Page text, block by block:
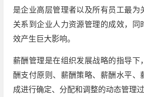
是企业高层管理者以及所有员工最为
关系到企业人力资源管理的成效，同
效产生巨大影响。
薪酬管理是在组织发展战略的指导下
酬支付原则、薪酬策略、薪酬水平、
成进行确定、分配和调整的动态管理过